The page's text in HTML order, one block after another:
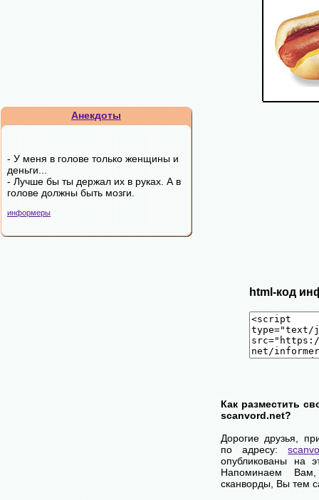
Анекдоты
- У меня в голове только женщины и
деньги...
- Лучше бы ты держал их в руках. А в
голове должны быть мозги.
информеры
html-код
Как разместить
scanvord.net?
Дорогие друзья,
по адресу:
опубликованы на
Напоминаем
сканворды, Вы тем